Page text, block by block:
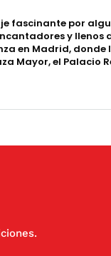
fascinante por
y llenos
en Madrid, donde
Mayor, el Palacio